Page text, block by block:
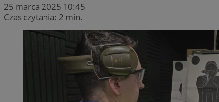
25 marca 2025 10:45
Czas czytania: 2 min.